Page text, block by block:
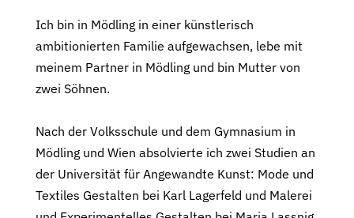
Ich bin in Mödling in einer künstlerisch
ambitionierten Familie aufgewachsen, lebe mit
meinem Partner in Mödling und bin Mutter von
zwei Söhnen.
Nach der Volksschule und dem Gymnasium in
Mödling und Wien absolvierte ich zwei Studien an
der Universität für Angewandte Kunst: Mode und
Textiles Gestalten bei Karl Lagerfeld und Malerei